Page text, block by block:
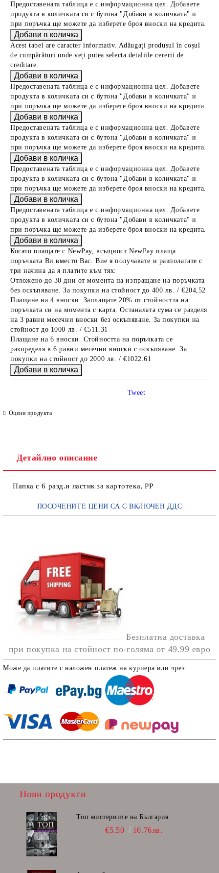
Предоставената таблица е с информационна цел. Добавете
продукта в количката си с бутона "Добави в количката" и
при поръчка ще можете да изберете броя вноски на кредита.
Acest tabel are caracter informativ. Adăugați produsul în coșul
de cumpărături unde veți putea selecta detaliile cererii de
creditare.
Предоставената таблица е с информационна цел. Добавете
продукта в количката си с бутона "Добави в количката" и
при поръчка ще можете да изберете броя вноски на кредита.
Предоставената таблица е с информационна цел. Добавете
продукта в количката си с бутона "Добави в количката" и
при поръчка ще можете да изберете броя вноски на кредита.
Предоставената таблица е с информационна цел. Добавете
продукта в количката си с бутона "Добави в количката" и
при поръчка ще можете да изберете броя вноски на кредита.
Предоставената таблица е с информационна цел. Добавете
продукта в количката си с бутона "Добави в количката" и
при поръчка ще можете да изберете броя вноски на кредита.
Когато плащате с NewPay, всъщност NewPay плаща
поръчката Ви вместо Вас. Вие я получавате и разполагате с
три начина да я платите към тях:
Отложено до 30 дни от момента на изпращане на поръчката
без оскъпяване. За покупки на стойност до 400 лв. / €204,52
Плащане на 4 вноски. Заплащате 20% от стойността на
поръчката си на момента с карта. Останалата сума се разделя
на 3 равни месечни вноски без оскъпяване. За покупки на
стойност до 1000 лв. / €511.31
Плащане на 6 вноски. Стойността на поръчката се
разпределя в 6 равни месечни вноски с оскъпяване. За
покупки на стойност до 2000 лв. / €1022.61
Оцени продукта
Tweet
Детайлно описание
Папка с 6 разд.и ластик за картотека, РР
ПОСОЧЕНИТЕ ЦЕНИ СА С ВКЛЮЧЕН ДДС
Безплатна доставка
при покупка на стойност по-голяма от 49.99 евро
Може да платите с наложен платеж на куриера или чрез
Нови продукти
Топ мистериите на България
€5.50 10.76лв.